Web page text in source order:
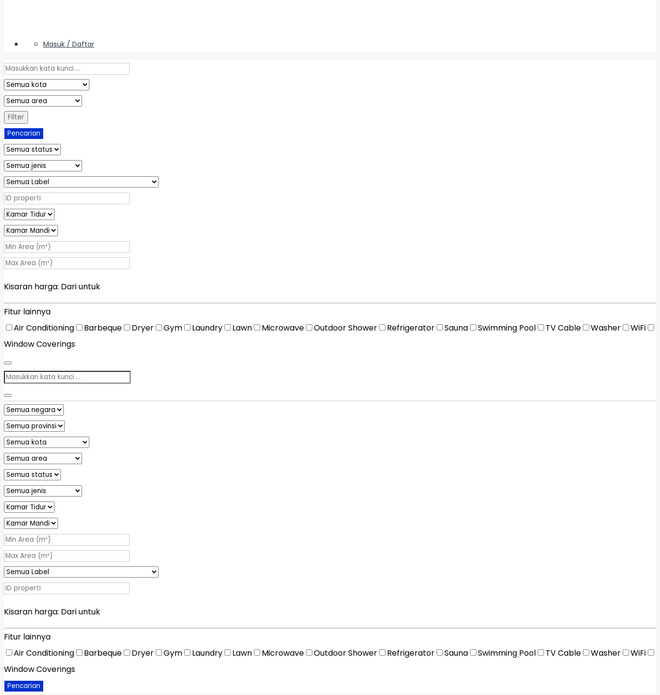
Masuk / Daftar
Filter
Pencarian
Kisaran harga: Dariuntuk
Fitur lainnya
Air Conditioning
Barbeque Dryer Gym Laundry Lawn Microwave Outdoor Shower Refrigerator Sauna Swimming Pool TV Cable Washer
WiFi
Window Coverings
Kisaran harga: Dariuntuk
Fitur lainnya
Air Conditioning
Barbeque Dryer Gym Laundry Lawn Microwave Outdoor Shower Refrigerator Sauna Swimming Pool TV Cable Washer
WiFi
Window Coverings
Pencarian